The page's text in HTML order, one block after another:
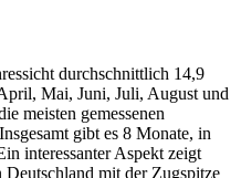
durchschnittlich 14,9
Mai, Juni, Juli, August und
meisten gemessenen
gibt es 8 Monate, in
interessanter Aspekt zeigt
mit der Zugspitze